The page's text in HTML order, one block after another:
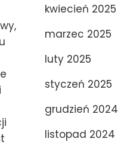
kwiecień 2025
marzec 2025
luty 2025
styczeń 2025
grudzień 2024
listopad 2024